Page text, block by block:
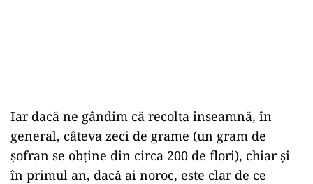
Iar dacă ne gândim că recolta înseamnă, în
general, câteva zeci de grame (un gram de
șofran se obține din circa 200 de flori), chiar și
în primul an, dacă ai noroc, este clar de ce